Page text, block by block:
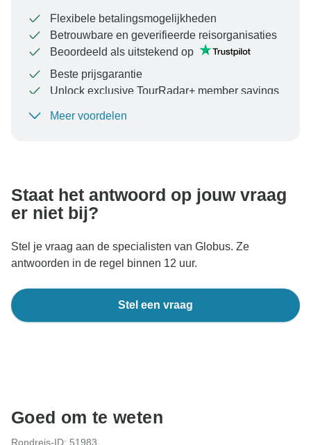
Flexibele betalingsmogelijkheden
Betrouwbare en geverifieerde reisorganisaties
Beoordeeld als uitstekend op
Beste prijsgarantie
Unlock exclusive TourRadar+ member savings
Om uw betaling te beschermen en ervoor te zorgen
Meer voordelen
Staat het antwoord op jouw vraag
er niet bij?
Stel je vraag aan de specialisten van Globus. Ze
antwoorden in de regel binnen 12 uur.
Stel een vraag
Goed om te weten
Rondreis-ID: 51983